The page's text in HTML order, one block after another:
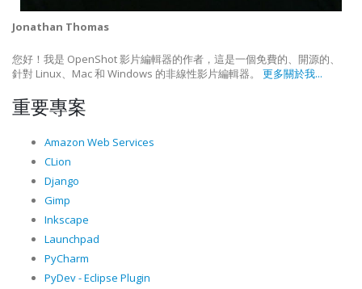
Jonathan Thomas
您好！我是 OpenShot 影片編輯器的作者，這是一個免費的、開源的、
針對 Linux、Mac 和 Windows 的非線性影片編輯器。 更多關於我...
重要專案
Amazon Web Services
CLion
Django
Gimp
Inkscape
Launchpad
PyCharm
PyDev - Eclipse Plugin